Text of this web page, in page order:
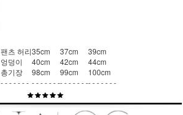
팬츠 허리35cm 37cm
39cm
엉덩이
40cm 42cm
44cm
총기장
98cm 99cm
100cm
- - - - - - - - - - - - - -- - - - - - -- - - - - - -